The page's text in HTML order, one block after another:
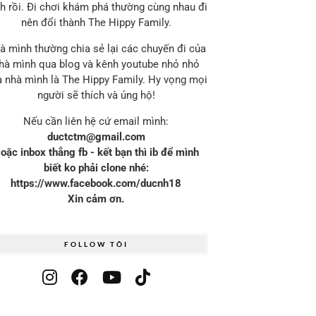
rồi. Đi chơi khám phá thường cùng nhau đi
nên đổi thành The Hippy Family.
mình thường chia sẻ lại các chuyến đi của
mình qua blog và kênh youtube nhỏ nhỏ
nhà mình là The Hippy Family. Hy vọng mọi
người sẽ thích và ủng hộ!
Nếu cần liên hệ cứ email mình:
ductctm@gmail.com
inbox thẳng fb - kết bạn thì ib để mình
biết ko phải clone nhé:
https://www.facebook.com/ducnh18
Xin cảm ơn.
FOLLOW TÔI